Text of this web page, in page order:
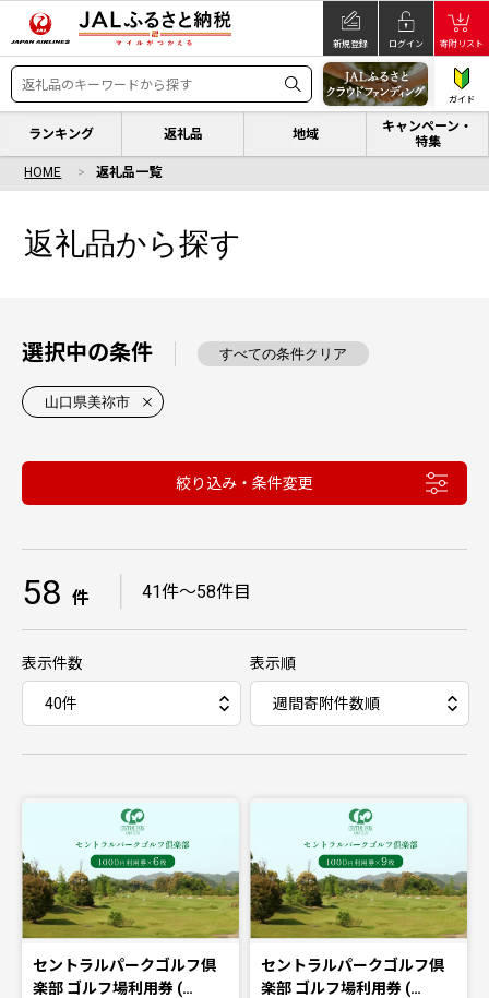
新規登録 ログイン 寄附リスト
ガイド
ランキング 返礼品 地域
キャンペーン・
特集
HOME 返礼品一覧
返礼品から探す
選択中の条件 すべての条件クリア
山口県美祢市
絞り込み・条件変更
58 件 41件〜58件目
表示件数 表示順
セントラルパークゴルフ倶
楽部 ゴルフ場利用券 (…
セントラルパークゴルフ倶
楽部 ゴルフ場利用券 (…